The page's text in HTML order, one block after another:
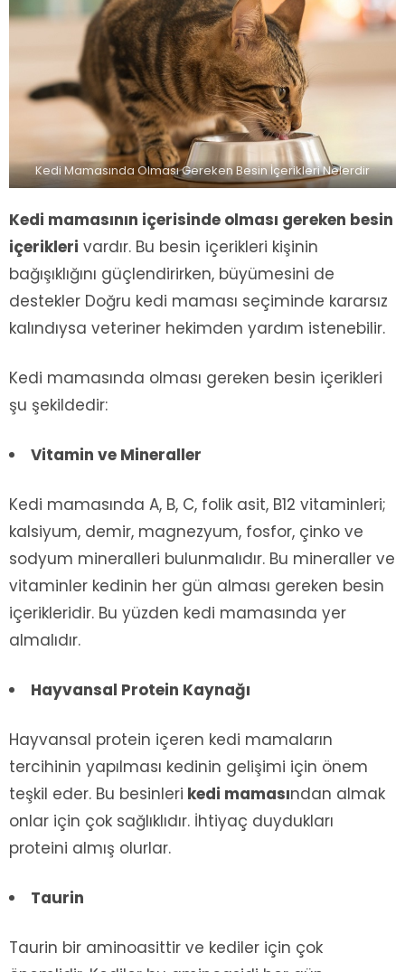
Kedi Mamasında Olması Gereken Besin İçerikleri Nelerdir
Kedi mamasının içerisinde olması gereken besin
içerikleri vardır. Bu besin içerikleri kişinin
bağışıklığını güçlendirirken, büyümesini de
destekler Doğru kedi maması seçiminde kararsız
kalındıysa veteriner hekimden yardım istenebilir.
Kedi mamasında olması gereken besin içerikleri
şu şekildedir:
Vitamin ve Mineraller
Kedi mamasında A, B, C, folik asit, B12 vitaminleri;
kalsiyum, demir, magnezyum, fosfor, çinko ve
sodyum mineralleri bulunmalıdır. Bu mineraller ve
vitaminler kedinin her gün alması gereken besin
içerikleridir. Bu yüzden kedi mamasında yer
almalıdır.
Hayvansal Protein Kaynağı
Hayvansal protein içeren kedi mamaların
tercihinin yapılması kedinin gelişimi için önem
teşkil eder. Bu besinleri kedi mamasından almak
onlar için çok sağlıklıdır. İhtiyaç duydukları
proteini almış olurlar.
Taurin
Taurin bir aminoasittir ve kediler için çok